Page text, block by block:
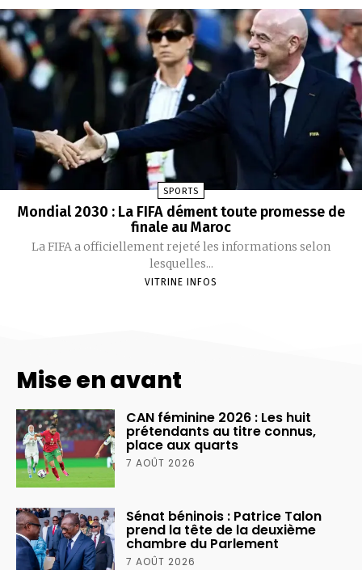
SPORTS
Mondial 2030 : La FIFA dément toute promesse de
finale au Maroc
La FIFA a officiellement rejeté les informations selon
lesquelles...
VITRINE INFOS
Mise en avant
CAN féminine 2026 : Les huit
prétendants au titre connus,
place aux quarts
7 AOÛT 2026
Sénat béninois : Patrice Talon
prend la tête de la deuxième
chambre du Parlement
7 AOÛT 2026